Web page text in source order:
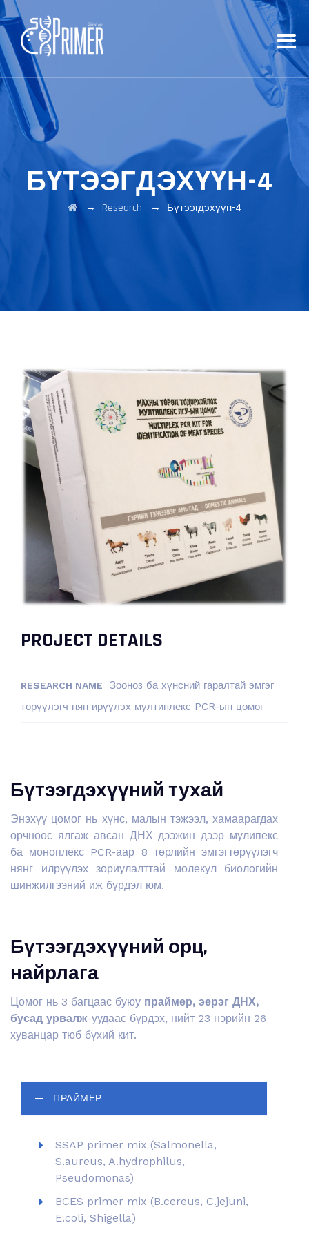
БҮТЭЭГДЭХҮҮН-4
→ Research → Бүтээгдэхүүн-4
PROJECT DETAILS
RESEARCH NAME
Зооноз ба хүнсний гаралтай эмгэг
төрүүлэгч нян ирүүлэх мултиплекс PCR-ын цомог
Бүтээгдэхүүний тухай
Энэхүү цомог нь хүнс, малын тэжээл, хамаарагдах
орчноос ялгаж авсан ДНХ дээжин дээр мулипекс
ба моноплекс PCR-аар 8 төрлийн эмгэгтөрүүлэгч
нянг илрүүлэх зориулалттай молекул биологийн
шинжилгээний иж бүрдэл юм.
Бүтээгдэхүүний орц,
найрлага
Цомог нь 3 багцаас буюу праймер, эерэг ДНХ,
бусад урвалж-уудаас бүрдэх, нийт 23 нэрийн 26
хуванцар тюб бүхий кит.
ПРАЙМЕР
SSAP primer mix (Salmonella,
S.aureus, A.hydrophilus,
Pseudomonas)
BCES primer mix (B.cereus, C.jejuni,
E.coli, Shigella)